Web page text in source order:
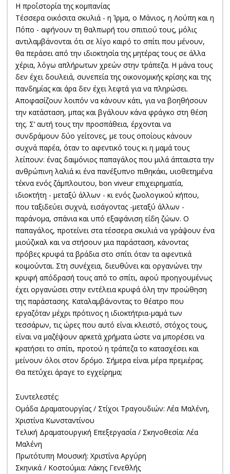
Η προΐστορία της κομπανίας
Τέσσερα οικόσιτα σκυλιά - η Ίρμα, ο Μάνιος, η Λούπη και η
Πόπο - αφήνουν τη θαλπωρή του σπιτιού τους, μόλις
αντιλαμβάνονται ότι σε λίγο καιρό το σπίτι που μένουν,
θα περάσει από την ιδιοκτησία της μητέρας τους σε άλλα
χέρια, λόγω απλήρωτων χρεών στην τράπεζα. Η μάνα τους
δεν έχει δουλειά, συνεπεία της οικονομικής κρίσης και της
πανδημίας και άρα δεν έχει λεφτά για να πληρώσει.
Αποφασίζουν λοιπόν να κάνουν κάτι, για να βοηθήσουν
την κατάσταση, μπας και βγάλουν κάνα φράγκο στη θέση
της. Σ’ αυτή τους την προσπάθεια, έρχονται να
συνδράμουν δύο γείτονες, με τους οποίους κάνουν
συχνά παρέα, όταν το αφεντικό τους κι η μαμά τους
λείπουν: ένας δαιμόνιος παπαγάλος που μιλά άπταιστα την
ανθρώπινη λαλιά κι ένα πανέξυπνο πιθηκάκι, υιοθετημένα
τέκνα ενός ζάμπλουτου, bon viveur επιχειρηματία,
ιδιοκτήτη - μεταξύ άλλων - κι ενός ζωολογικού κήπου,
που ταξιδεύει συχνά, εισάγοντας -μεταξύ άλλων -
παράνομα, σπάνια και υπό εξαφάνιση είδη ζώων. Ο
παπαγάλος, προτείνει στα τέσσερα σκυλιά να γράψουν ένα
μιούζικαλ και να στήσουν μια παράσταση, κάνοντας
πρόβες κρυφά τα βράδια στο σπίτι όταν τα αφεντικά
κοιμούνται. Στη συνέχεια, διευθύνει και οργανώνει την
κρυφή απόδρασή τους από το σπίτι, αφού προηγουμένως
έχει οργανώσει στην εντέλεια κρυφά όλη την προώθηση
της παράστασης. Καταλαμβάνοντας το θέατρο που
εργαζόταν μέχρι πρότινος η ιδιοκτήτρια-μαμά των
τεσσάρων, τις ώρες που αυτό είναι κλειστό, στόχος τους,
είναι να μαζέψουν αρκετά χρήματα ώστε να μπορέσει να
κρατήσει το σπίτι, προτού η τράπεζα το κατασχέσει και
μείνουν όλοι στον δρόμο. Σήμερα είναι μέρα πρεμιέρας.
Θα πετύχει άραγε το εγχείρημα;
Συντελεστές:
Ομάδα Δραματουργίας / Στίχοι Τραγουδιών: Λέα Μαλένη,
Χριστίνα Κωνσταντίνου
Τελική Δραματουργική Επεξεργασία / Σκηνοθεσία: Λέα
Μαλένη
Πρωτότυπη Μουσική: Χριστίνα Αργύρη
Σκηνικά / Κοστούμια: Λάκης Γενεθλής